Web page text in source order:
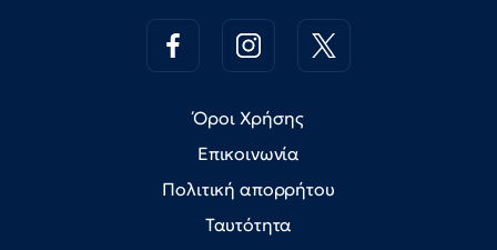
Όροι Χρήσης
Επικοινωνία
Πολιτική απορρήτου
Ταυτότητα